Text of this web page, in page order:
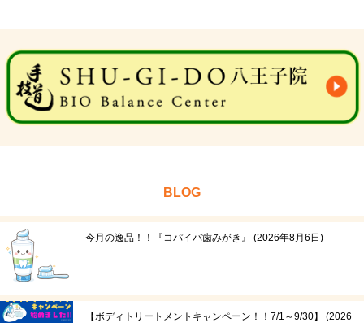
BLOG
今月の逸品！！『コパイバ歯みがき』 2026年8月6日
【ボディトリートメントキャンペーン！！7/1～9/30】
2026